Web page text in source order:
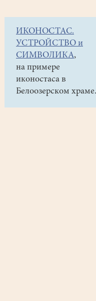
19
храме
состоится
концерт
ИКОНОСТАС.
УСТРОЙСТВО и
СИМВОЛИКА,
на примере
иконостаса в
Белоозерском храме.